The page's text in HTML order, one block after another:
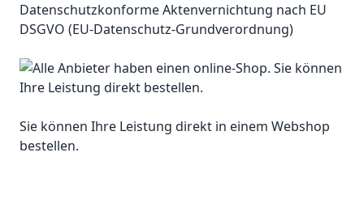
Datenschutzkonforme Aktenvernichtung nach EU
DSGVO (EU-Datenschutz-Grundverordnung)
Sie können Ihre Leistung direkt in einem Webshop
bestellen.